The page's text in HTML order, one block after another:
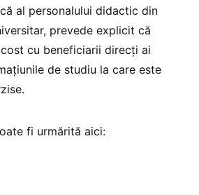
al personalului didactic din
prevede explicit că
cu beneficiarii direcți ai
de studiu la care este
fi urmărită aici: